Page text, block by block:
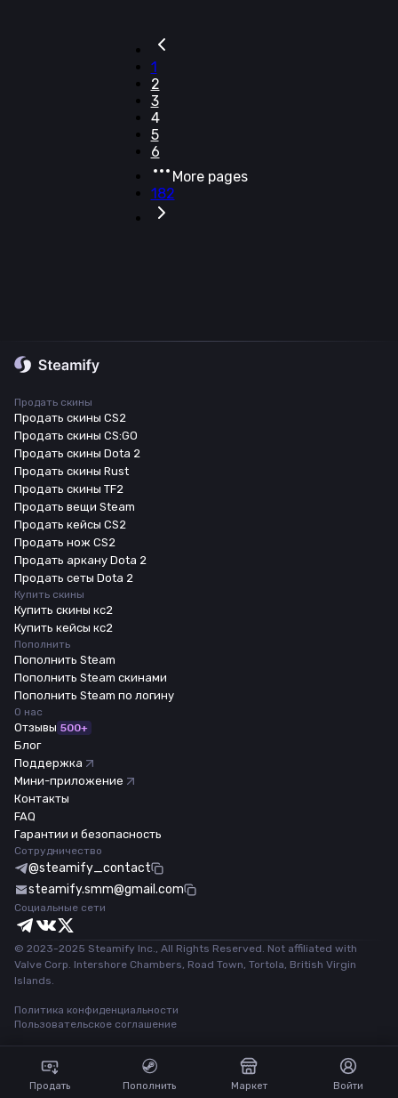
1
2
3
4
5
6
More pages
182
Продать скины
Продать скины CS2
Продать скины CS:GO
Продать скины Dota 2
Продать скины Rust
Продать скины TF2
Продать вещи Steam
Продать кейсы CS2
Продать нож CS2
Продать аркану Dota 2
Продать сеты Dota 2
Купить скины
Купить скины кс2
Купить кейсы кс2
Пополнить
Пополнить Steam
Пополнить Steam скинами
Пополнить Steam по логину
О нас
Отзывы 500+
Блог
Поддержка
Мини-приложение
Контакты
FAQ
Гарантии и безопасность
Сотрудничество
@steamify_contact
steamify.smm@gmail.com
Социальные сети
© 2023-2025 Steamify Inc., All Rights Reserved. Not affiliated with
Valve Corp. Intershore Chambers, Road Town, Tortola, British Virgin
Islands.
Политика конфиденциальности
Пользовательское соглашение
Продать Пополнить Маркет Войти